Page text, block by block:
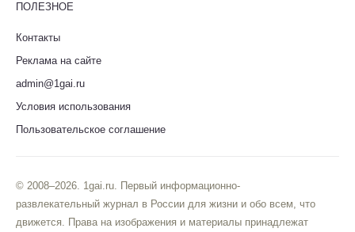
ПОЛЕЗНОЕ
Контакты
Реклама на сайте
admin@1gai.ru
Условия использования
Пользовательское соглашение
© 2008–2026. 1gai.ru. Первый информационно-
развлекательный журнал в России для жизни и обо всем, что
движется. Права на изображения и материалы принадлежат